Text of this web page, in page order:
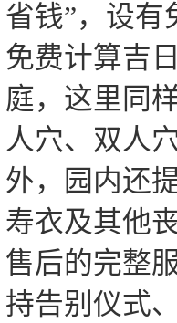
省钱”，设
免费计算吉
庭，这里同
人穴、双人
外，园内还
寿衣及其他
售后的完整
持告别仪式